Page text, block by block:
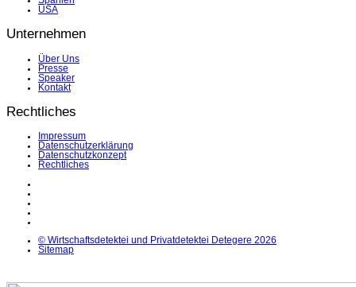
USA
Unternehmen
Über Uns
Presse
Speaker
Kontakt
Rechtliches
Impressum
Datenschutzerklärung
Datenschutzkonzept
Rechtliches
© Wirtschaftsdetektei und Privatdetektei Detegere 2026
Sitemap